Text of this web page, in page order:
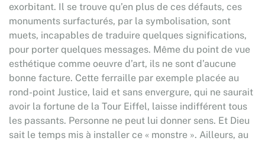
exorbitant. Il se trouve qu’en plus de ces défauts, ces
monuments surfacturés, par la symbolisation, sont
muets, incapables de traduire quelques significations,
pour porter quelques messages. Même du point de vue
esthétique comme oeuvre d’art, ils ne sont d’aucune
bonne facture. Cette ferraille par exemple placée au
rond-point Justice, laid et sans envergure, qui ne saurait
avoir la fortune de la Tour Eiffel, laisse indifférent tous
les passants. Personne ne peut lui donner sens. Et Dieu
sait le temps mis à installer ce « monstre ». Ailleurs, au